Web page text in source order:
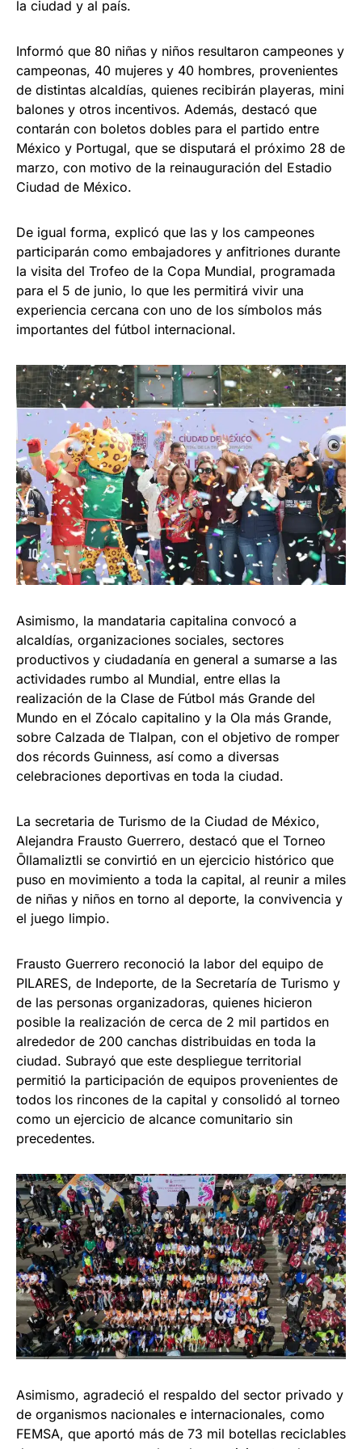
la ciudad y al país.
Informó que 80 niñas y niños resultaron campeones y
campeonas, 40 mujeres y 40 hombres, provenientes
de distintas alcaldías, quienes recibirán playeras, mini
balones y otros incentivos. Además, destacó que
contarán con boletos dobles para el partido entre
México y Portugal, que se disputará el próximo 28 de
marzo, con motivo de la reinauguración del Estadio
Ciudad de México.
De igual forma, explicó que las y los campeones
participarán como embajadores y anfitriones durante
la visita del Trofeo de la Copa Mundial, programada
para el 5 de junio, lo que les permitirá vivir una
experiencia cercana con uno de los símbolos más
importantes del fútbol internacional.
Asimismo, la mandataria capitalina convocó a
alcaldías, organizaciones sociales, sectores
productivos y ciudadanía en general a sumarse a las
actividades rumbo al Mundial, entre ellas la
realización de la Clase de Fútbol más Grande del
Mundo en el Zócalo capitalino y la Ola más Grande,
sobre Calzada de Tlalpan, con el objetivo de romper
dos récords Guinness, así como a diversas
celebraciones deportivas en toda la ciudad.
La secretaria de Turismo de la Ciudad de México,
Alejandra Frausto Guerrero, destacó que el Torneo
Ōllamaliztli se convirtió en un ejercicio histórico que
puso en movimiento a toda la capital, al reunir a miles
de niñas y niños en torno al deporte, la convivencia y
el juego limpio.
Frausto Guerrero reconoció la labor del equipo de
PILARES, de Indeporte, de la Secretaría de Turismo y
de las personas organizadoras, quienes hicieron
posible la realización de cerca de 2 mil partidos en
alrededor de 200 canchas distribuidas en toda la
ciudad. Subrayó que este despliegue territorial
permitió la participación de equipos provenientes de
todos los rincones de la capital y consolidó al torneo
como un ejercicio de alcance comunitario sin
precedentes.
Asimismo, agradeció el respaldo del sector privado y
de organismos nacionales e internacionales, como
FEMSA, que aportó más de 73 mil botellas reciclables